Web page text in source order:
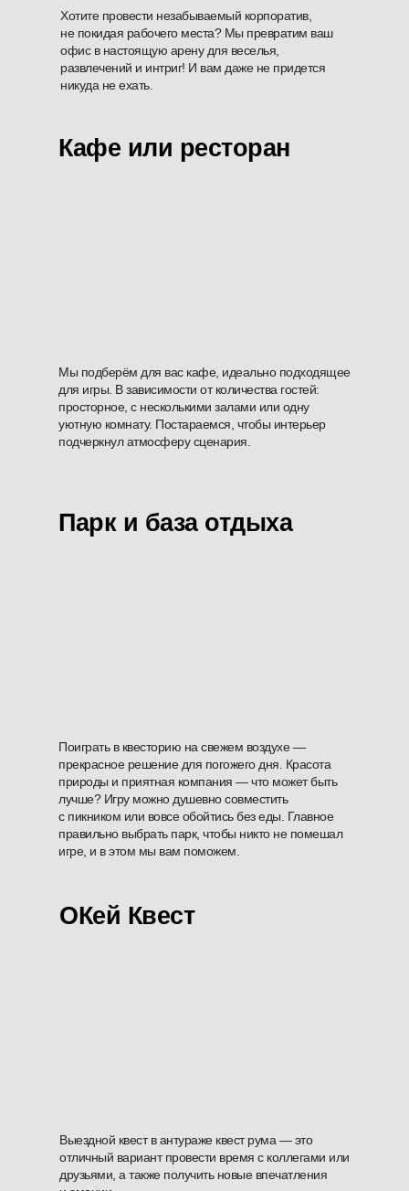
Выездной квест в антураже квест рума — это
отличный вариант провести время с коллегами или
друзьями, а также получить новые впечатления
ОКей Квест
Поиграть в квесторию на свежем воздухе —
прекрасное решение для погожего дня. Красота
природы и приятная компания — что может быть
лучше? Игру можно душевно совместить
с пикником или вовсе обойтись без еды. Главное
правильно выбрать парк, чтобы никто не помешал
игре, и в этом мы вам поможем.
Парк и база отдыха
Мы подберём для вас кафе, идеально подходящее
для игры. В зависимости от количества гостей:
просторное, с несколькими залами или одну
уютную комнату. Постараемся, чтобы интерьер
подчеркнул атмосферу сценария.
Кафе или ресторан
Хотите провести незабываемый корпоратив,
не покидая рабочего места? Мы превратим ваш
офис в настоящую арену для веселья,
развлечений и интриг! И вам даже не придется
никуда не ехать.